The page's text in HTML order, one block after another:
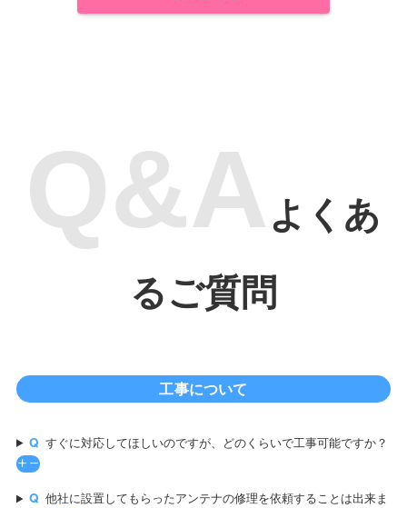
よくあ
るご質問
工事について
すぐに対応してほしいのですが、どのくらいで工事可能ですか？
他社に設置してもらったアンテナの修理を依頼することは出来ま